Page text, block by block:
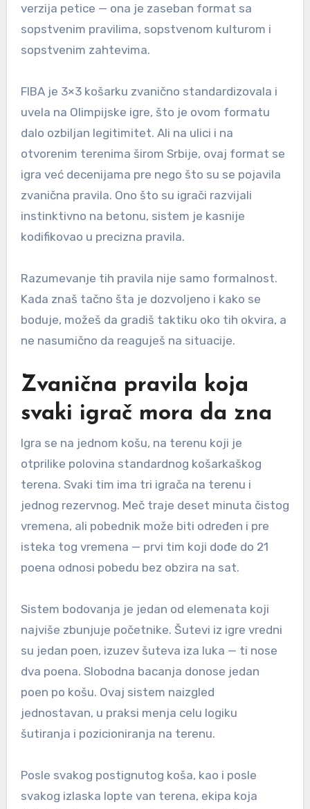
verzija petice — ona je zaseban format sa
sopstvenim pravilima, sopstvenom kulturom i
sopstvenim zahtevima.
FIBA je 3×3 košarku zvanično standardizovala i
uvela na Olimpijske igre, što je ovom formatu
dalo ozbiljan legitimitet. Ali na ulici i na
otvorenim terenima širom Srbije, ovaj format se
igra već decenijama pre nego što su se pojavila
zvanična pravila. Ono što su igrači razvijali
instinktivno na betonu, sistem je kasnije
kodifikovao u precizna pravila.
Razumevanje tih pravila nije samo formalnost.
Kada znaš tačno šta je dozvoljeno i kako se
boduje, možeš da gradiš taktiku oko tih okvira, a
ne nasumično da reaguješ na situacije.
Zvanična pravila koja
svaki igrač mora da zna
Igra se na jednom košu, na terenu koji je
otprilike polovina standardnog košarkaškog
terena. Svaki tim ima tri igrača na terenu i
jednog rezervnog. Meč traje deset minuta čistog
vremena, ali pobednik može biti određen i pre
isteka tog vremena — prvi tim koji dođe do 21
poena odnosi pobedu bez obzira na sat.
Sistem bodovanja je jedan od elemenata koji
najviše zbunjuje početnike. Šutevi iz igre vredni
su jedan poen, izuzev šuteva iza luka — ti nose
dva poena. Slobodna bacanja donose jedan
poen po košu. Ovaj sistem naizgled
jednostavan, u praksi menja celu logiku
šutiranja i pozicioniranja na terenu.
Posle svakog postignutog koša, kao i posle
svakog izlaska lopte van terena, ekipa koja